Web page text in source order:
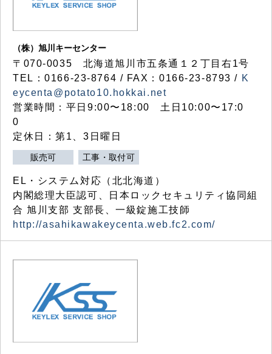
（株）旭川キーセンター
〒070-0035 北海道旭川市五条通１２丁目右1号
TEL：0166-23-8764 / FAX：0166-23-8793 / K
eycenta@potato10.hokkai.net
営業時間：平日9:00〜18:00 土日10:00〜17:0
0
定休日：第1、3日曜日
販売可 工事・取付可
EL・システム対応（北北海道）
内閣総理大臣認可、日本ロックセキュリティ協同組
合 旭川支部 支部長、一級錠施工技師
http://asahikawakeycenta.web.fc2.com/